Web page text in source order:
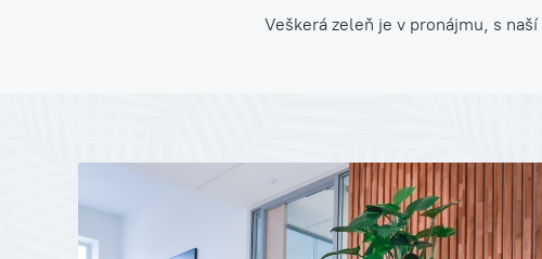
Veškerá zeleň je v pronájmu, s naší